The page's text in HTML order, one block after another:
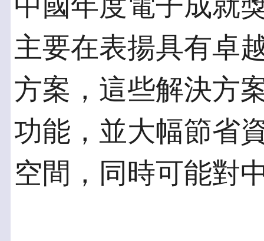
主要在表揚具有卓
方案，這些解決方
功能，並大幅節省
空間，同時可能對